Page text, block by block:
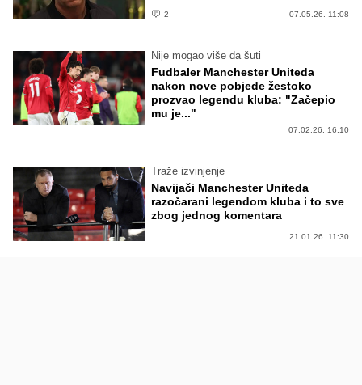
2 07.05.26. 11:08
Nije mogao više da šuti
Fudbaler Manchester Uniteda
nakon nove pobjede žestoko
prozvao legendu kluba: "Začepio
mu je..."
07.02.26. 16:10
Traže izvinjenje
Navijači Manchester Uniteda
razočarani legendom kluba i to sve
zbog jednog komentara
21.01.26. 11:30